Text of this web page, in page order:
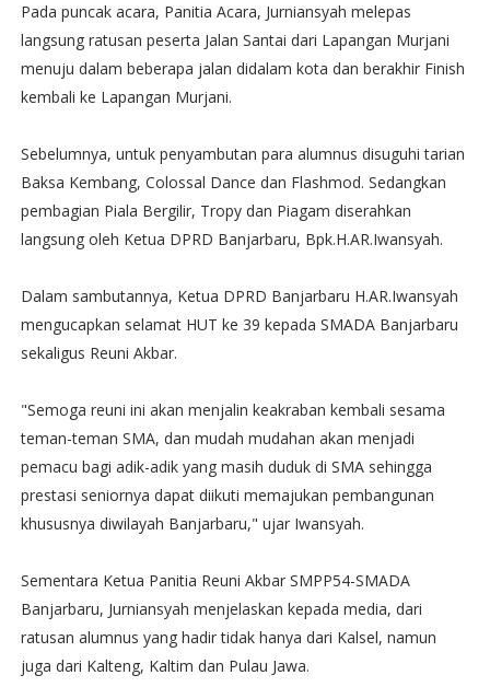
Pada puncak acara, Panitia Acara, Jurniansyah melepas
langsung ratusan peserta Jalan Santai dari Lapangan Murjani
menuju dalam beberapa jalan didalam kota dan berakhir Finish
kembali ke Lapangan Murjani.
Sebelumnya, untuk penyambutan para alumnus disuguhi tarian
Baksa Kembang, Colossal Dance dan Flashmod. Sedangkan
pembagian Piala Bergilir, Tropy dan Piagam diserahkan
langsung oleh Ketua DPRD Banjarbaru, Bpk.H.AR.Iwansyah.
Dalam sambutannya, Ketua DPRD Banjarbaru H.AR.Iwansyah
mengucapkan selamat HUT ke 39 kepada SMADA Banjarbaru
sekaligus Reuni Akbar.
"Semoga reuni ini akan menjalin keakraban kembali sesama
teman-teman SMA, dan mudah mudahan akan menjadi
pemacu bagi adik-adik yang masih duduk di SMA sehingga
prestasi seniornya dapat diikuti memajukan pembangunan
khususnya diwilayah Banjarbaru," ujar Iwansyah.
Sementara Ketua Panitia Reuni Akbar SMPP54-SMADA
Banjarbaru, Jurniansyah menjelaskan kepada media, dari
ratusan alumnus yang hadir tidak hanya dari Kalsel, namun
juga dari Kalteng, Kaltim dan Pulau Jawa.